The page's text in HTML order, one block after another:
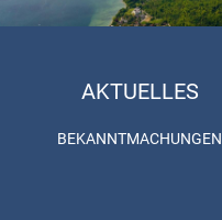
AKTUELLES
BEKANNTMACHUNGEN